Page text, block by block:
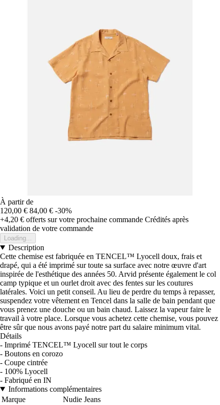
À partir de
120,00 € 84,00 € -30%
+4,20 € offerts sur votre prochaine commande Crédités après
validation de votre commande
Loading...
Description
Cette chemise est fabriquée en TENCEL™ Lyocell doux, frais et
drapé, qui a été imprimé sur toute sa surface avec notre œuvre d'art
inspirée de l'esthétique des années 50. Arvid présente également le col
camp typique et un ourlet droit avec des fentes sur les coutures
latérales. Voici un petit conseil. Au lieu de perdre du temps à repasser,
suspendez votre vêtement en Tencel dans la salle de bain pendant que
vous prenez une douche ou un bain chaud. Laissez la vapeur faire le
travail à votre place. Lorsque vous achetez cette chemise, vous pouvez
être sûr que nous avons payé notre part du salaire minimum vital.
Détails
- Imprimé TENCEL™ Lyocell sur tout le corps
- Boutons en corozo
- Coupe cintrée
- 100% Lyocell
- Fabriqué en IN
Informations complémentaires
Marque
Nudie Jeans